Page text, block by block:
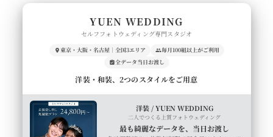
YUEN WEDDING
セルフフォトウェディング専門スタジオ
東京・大阪・名古屋｜全国3エリア
毎月100組以上がご利用
全データ当日お渡し
洋装・和装、2つのスタイルをご用意
洋装 / YUEN WEDDING
二人でつくる上質フォトウェディング
最も綺麗なデータを、当日お渡し